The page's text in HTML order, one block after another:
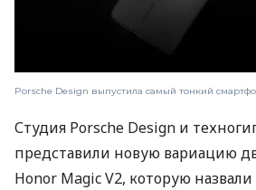
Porsche Design выпустила самый тонкий
Студия Porsche Design и
представили новую вариацию
Honor Magic V2, которую